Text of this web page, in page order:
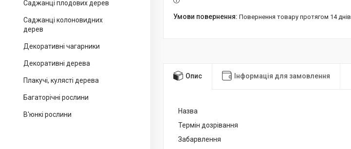
Саджанці плодових дерев
Саджанці колоновидних
дерев
Декоративні чагарники
Декоративні дерева
Плакучі, кулясті дерева
Багаторічні рослини
В'юнкі рослини
повернення товару протягом 14 днів
Опис Інформація для замовлення
Назва
Термін дозрівання
Забарвлення